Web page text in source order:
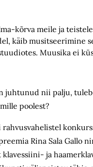
kõrva meile ja
käib musitseerimine
Muusika ei
juhtunud nii palju,
poolest?
Rina Sala Gallo
klavessiini- ja